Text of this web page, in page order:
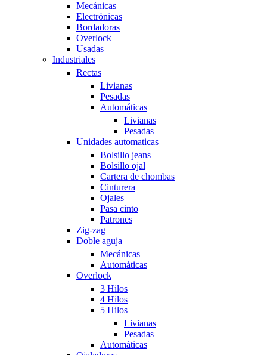
Mecánicas
Electrónicas
Bordadoras
Overlock
Usadas
Industriales
Rectas
Livianas
Pesadas
Automáticas
Livianas
Pesadas
Unidades automaticas
Bolsillo jeans
Bolsillo ojal
Cartera de chombas
Cinturera
Ojales
Pasa cinto
Patrones
Zig-zag
Doble aguja
Mecánicas
Automáticas
Overlock
3 Hilos
4 Hilos
5 Hilos
Livianas
Pesadas
Automáticas